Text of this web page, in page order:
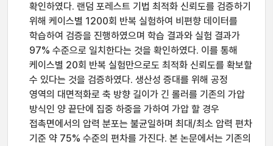
확인하였다. 랜덤 포레스트 기법 최적화 신뢰도를 검증하기
위해 케이스별 1200회 반복 실험하여 비편향 데이터를
학습하여 검증을 진행하였으며 학습 결과와 실험 결과가
97% 수준으로 일치한다는 것을 확인하였다. 이를 통해
케이스별 20회 반복 실험만으로도 최적화 신뢰도를 확보할
수 있다는 것을 검증하였다. 생산성 증대를 위해 공정
영역의 대면적화로 축 방향 길이가 긴 롤러를 기존의 가압
방식인 양 끝단에 집중 하중을 가하여 가압 할 경우
접촉면에서의 압력 분포는 불균일하며 최대/최소 압력 편차
기준 약 75% 수준의 편차를 가진다. 본 논문에서는 기존의